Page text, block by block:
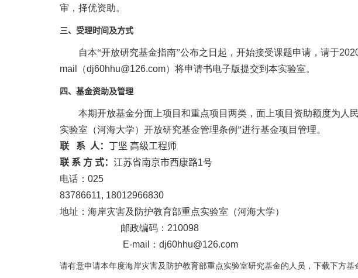
审，择优资助。
三、受理时间及方式
自本“开放研究基金指南”公布之日起，开始接受课题申请，请于
mail
（dj60hhu@126.com）将申请书电子版提交到本实验室。
四、基金资助及管理
本期开放基金分面上项目和重点项目两类，面上项目资助额度为人
实验室（河海大学）开放研究基金管理条例”进行基金项目管理。
联 系 人： 丁坚 高级工程师
联 系 方 式： 江苏省南京市西康路1号
电话： 025
83786611, 18012966830
地址：海岸灾害及防护教育部重点实验室（河海大学）
邮政编码： 210098
E-mail
： dj60hhu@126.com
请有意申请本年度海岸灾害及防护教育部重点实验室研究基金的人员，下载下方基